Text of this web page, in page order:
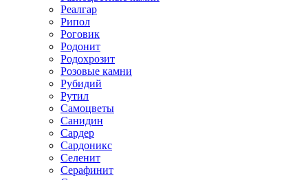
Реалгар
Рипол
Роговик
Родонит
Родохрозит
Розовые камни
Рубидий
Рутил
Самоцветы
Санидин
Сардер
Сардоникс
Селенит
Серафинит